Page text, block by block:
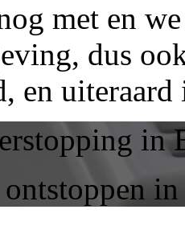
met en
dus
en
in